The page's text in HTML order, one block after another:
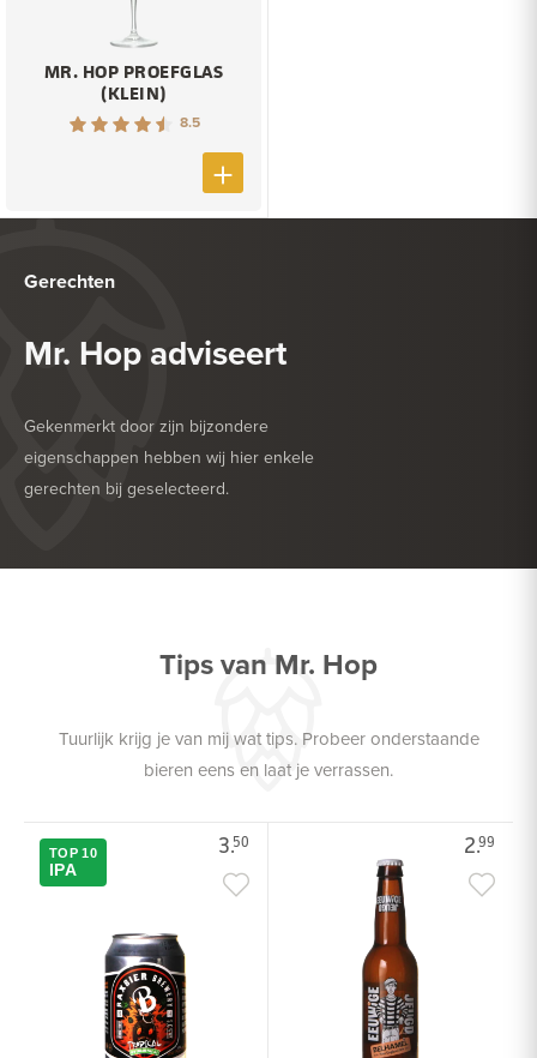
MR. HOP PROEFGLAS
(KLEIN)
8.5
Gerechten
Mr. Hop adviseert
Gekenmerkt door zijn bijzondere
eigenschappen hebben wij hier enkele
gerechten bij geselecteerd.
HEERLIJK BIJ
Tips van Mr. Hop
Tuurlijk krijg je van mij wat tips. Probeer onderstaande
bieren eens en laat je verrassen.
3.50
TOP 10
IPA
2.99